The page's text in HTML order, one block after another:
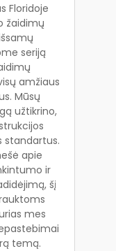
Floridoje
žaidimų
seriją
amžiaus
Mūsų
užtikrino,
standartus.
apie
ir
šį
mes
temą.